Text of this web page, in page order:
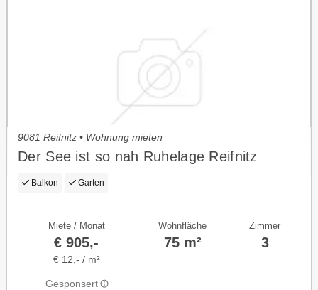
9081 Reifnitz • Wohnung mieten
Der See ist so nah Ruhelage Reifnitz
Balkon Garten
Miete / Monat
€ 905,-
€ 12,- / m²
Gesponsert
Wohnfläche
75 m²
Zimmer
3